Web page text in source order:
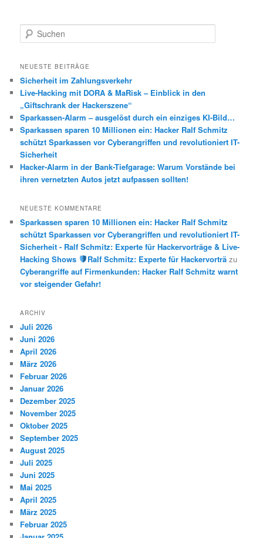
u
h
n
NEUESTE BEITRÄGE
Sicherheit im Zahlungsverkehr
Live-Hacking mit DORA & MaRisk – Einblick in den
„Giftschrank der Hackerszene“
Sparkassen-Alarm – ausgelöst durch ein einziges KI-Bild…
Sparkassen sparen 10 Millionen ein: Hacker Ralf Schmitz
schützt Sparkassen vor Cyberangriffen und revolutioniert IT-
Sicherheit
Hacker-Alarm in der Bank-Tiefgarage: Warum Vorstände bei
ihren vernetzten Autos jetzt aufpassen sollten!
NEUESTE KOMMENTARE
Sparkassen sparen 10 Millionen ein: Hacker Ralf Schmitz
schützt Sparkassen vor Cyberangriffen und revolutioniert IT-
Sicherheit - Ralf Schmitz: Experte für Hackervorträge & Live-
Hacking Shows
Ralf Schmitz: Experte für Hackervorträzu
Cyberangriffe auf Firmenkunden: Hacker Ralf Schmitz warnt
vor steigender Gefahr!
ARCHIV
Juli 2026
Juni 2026
April 2026
März 2026
Februar 2026
Januar 2026
Dezember 2025
November 2025
Oktober 2025
September 2025
August 2025
Juli 2025
Juni 2025
Mai 2025
April 2025
März 2025
Februar 2025